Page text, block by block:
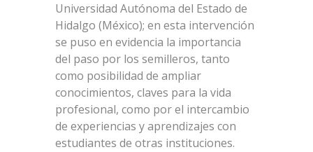
Universidad Autónoma del Estado de
Hidalgo (México); en esta intervención
se puso en evidencia la importancia
del paso por los semilleros, tanto
como posibilidad de ampliar
conocimientos, claves para la vida
profesional, como por el intercambio
de experiencias y aprendizajes con
estudiantes de otras instituciones.